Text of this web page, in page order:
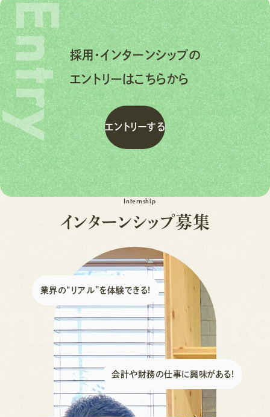
Entry採用・インターンシップの
エントリーはこちらから
エ
エ
ン トリーする
る
Internship
インターンシップ募集
業界の“リアル”を体験できる!
会計や財務の仕事に興味がある!